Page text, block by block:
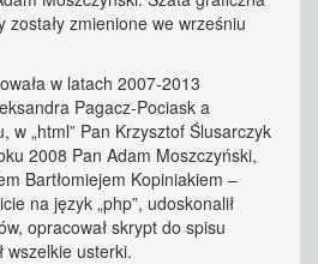
zmienione we wrześniu
w latach 2007-2013
Pagacz-Pociask a
w „html” Pan Krzysztof Ślusarczyk
2008 Pan Adam Moszczyński,
Bartłomiejem Kopiniakiem –
na język „php”, udoskonalił
opracował skrypt do spisu
wszelkie usterki.